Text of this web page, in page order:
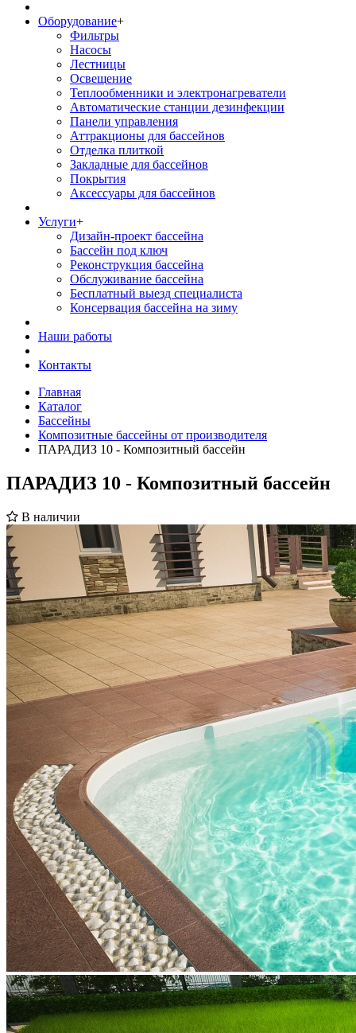
Оборудование+
Фильтры
Насосы
Лестницы
Освещение
Теплообменники и электронагреватели
Автоматические станции дезинфекции
Панели управления
Аттракционы для бассейнов
Отделка плиткой
Закладные для бассейнов
Покрытия
Аксессуары для бассейнов
Услуги+
Дизайн-проект бассейна
Бассейн под ключ
Реконструкция бассейна
Обслуживание бассейна
Бесплатный выезд специалиста
Консервация бассейна на зиму
Наши работы
Контакты
Главная
Каталог
Бассейны
Композитные бассейны от производителя
ПАРАДИЗ 10 - Композитный бассейн
ПАРАДИЗ 10 - Композитный бассейн
В наличии